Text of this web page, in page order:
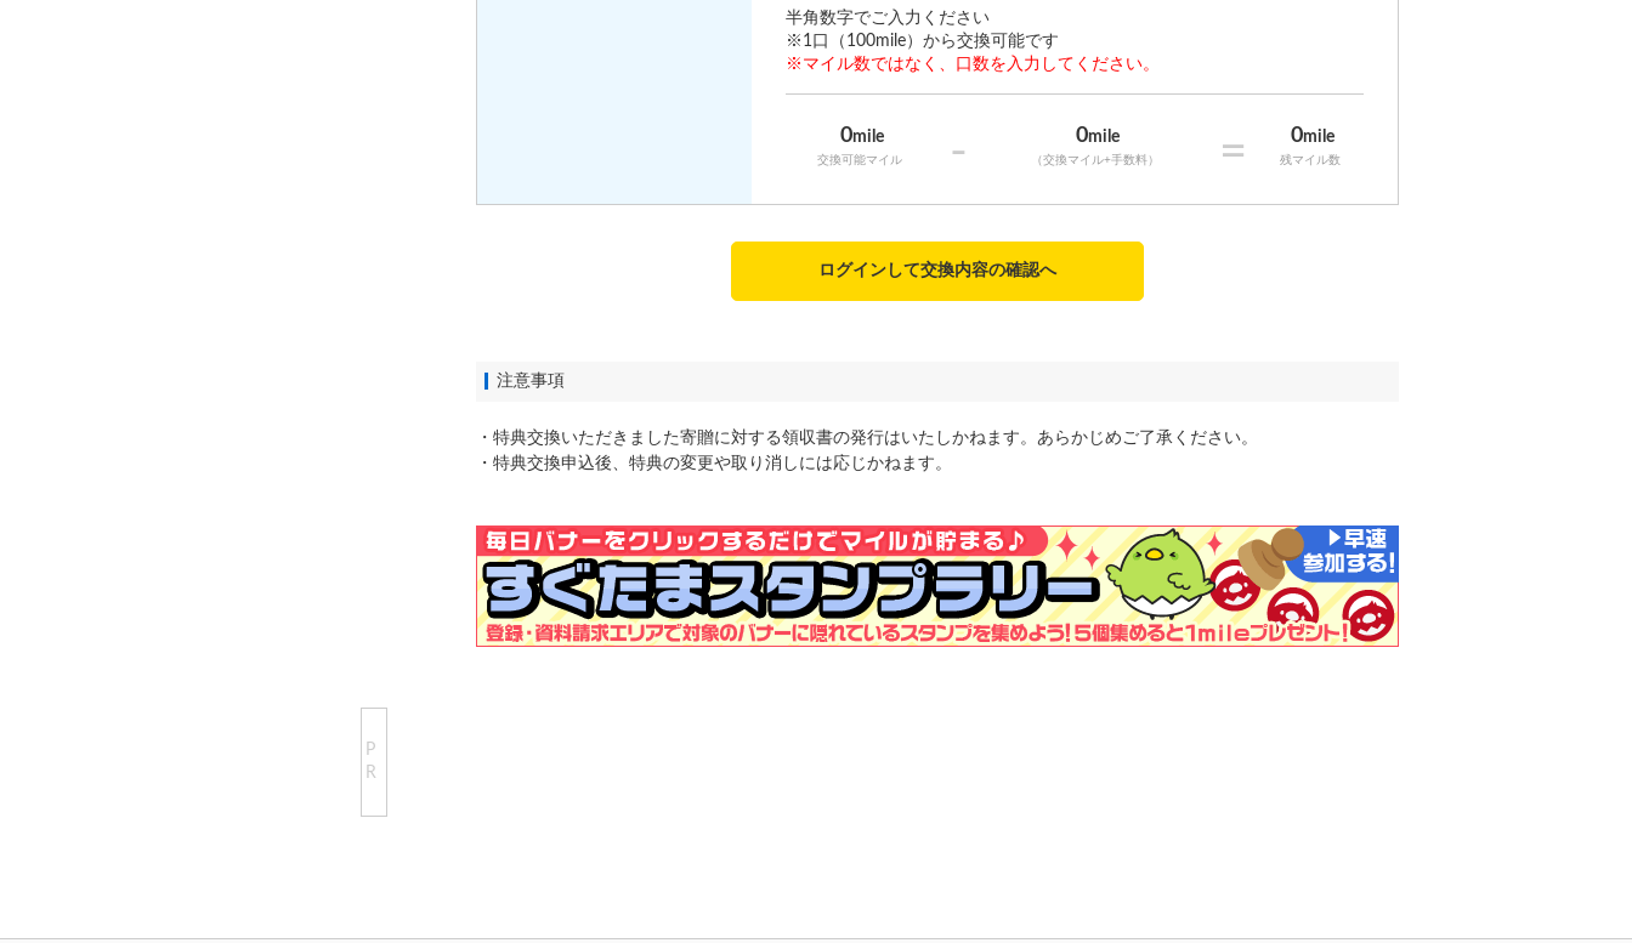
半角数字でご入力ください
※1口（100mile）から交換可能です
※マイル数ではなく、口数を入力してください。
0mile
交換可能マイル - 0mile
（交換マイル+手数料） = 0mile
残マイル数
ログインして交換内容の確認へ
注意事項
・特典交換いただきました寄贈に対する領収書の発行はいたしかねます。あらかじめご了承ください。
・特典交換申込後、特典の変更や取り消しには応じかねます。
P
R